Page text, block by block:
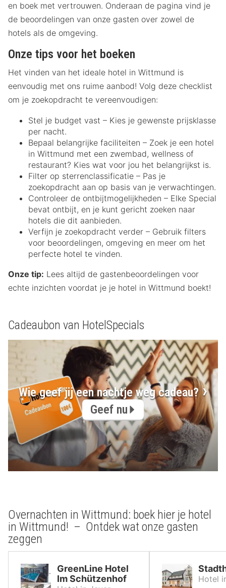
en boek met vertrouwen. Onderaan de pagina vind je
de beoordelingen van onze gasten over zowel de
hotels als de omgeving.
Onze tips voor het boeken
Het vinden van het ideale hotel in Wittmund is
eenvoudig met ons ruime aanbod! Volg deze checklist
om je zoekopdracht te vereenvoudigen:
Stel je budget vast – Kies je gewenste prijsklasse
per nacht.
Bepaal belangrijke faciliteiten – Zoek je een hotel
in Wittmund met een zwembad, wellness of
restaurant? Kies wat voor jou het belangrijkst is.
Filter op sterrenclassificatie – Pas je
zoekopdracht aan op basis van je verwachtingen.
Controleer de ontbijtmogelijkheden – Elke Special
bevat ontbijt, en je kunt gericht zoeken naar
hotels die dit aanbieden.
Verfijn je zoekopdracht verder – Gebruik filters
voor beoordelingen, omgeving en meer om het
perfecte hotel te vinden.
Onze tip: Lees altijd de gastenbeoordelingen voor
echte inzichten voordat je je hotel in Wittmund boekt!
Cadeaubon van HotelSpecials
Wie geef jij een nachtje weg cadeau?
Geef nu
Overnachten in Wittmund: boek hier je hotel
in Wittmund! – Ontdek wat onze gasten
zeggen
GreenLine Hotel
Im Schützenhof
Hotel